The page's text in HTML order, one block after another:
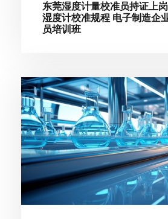
东莞湿度计量校准员持证上
湿度计校准规程 电子制造企
员培训班